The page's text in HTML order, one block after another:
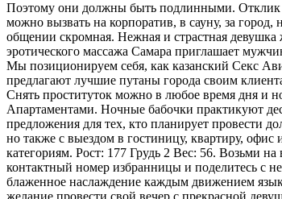
Поэтому они должны быть подлинными. Отклик
можно вызвать на корпоратив, в сауну, за
общении скромная. Нежная и страстная
эротического массажа Самара приглашает
Мы позиционируем себя, как казанский Секс
предлагают лучшие путаны города своим
Снять проституток можно в любое время дня и
Апартаментами. Ночные бабочки практикуют
предложения для тех, кто планирует провести
но также с выездом в гостиницу, квартиру, офис
категориям. Рост: 177 Грудь 2 Вес: 56. Возьми
контактный номер избранницы и поделитесь с
блаженное наслаждение каждым движением